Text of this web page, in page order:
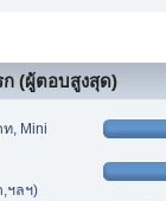
(ผู้ตอบสูงสุด)
, Mini
,ฯลฯ)